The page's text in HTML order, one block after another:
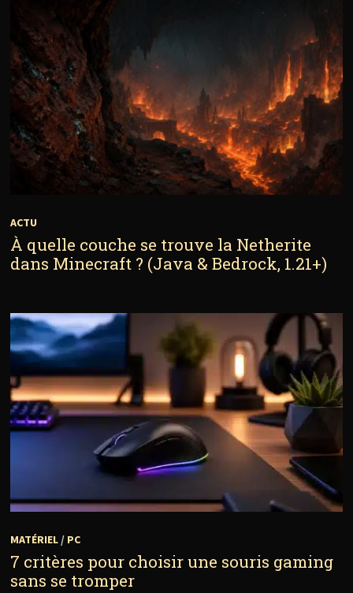
ACTU
À quelle couche se trouve la Netherite
dans Minecraft ? (Java & Bedrock, 1.21+)
MATÉRIEL/ PC
7 critères pour choisir une souris gaming
sans se tromper